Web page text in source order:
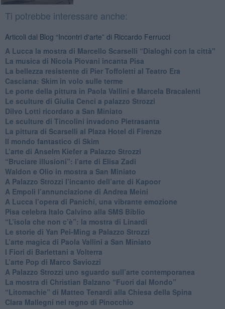
Ti potrebbe interessare anche:
Articoli dal Blog “Incontri d'arte” di Riccardo Ferrucci
A Lucca la mostra di Marcello Scarselli “Dialoghi con la città"
​La musica di Nicola Piovani incanta Pisa
​La bellezza resistente di Pier Toffoletti al Teatro Era
​Casciana: Skim in volo sulle terme
​Le porte della pittura in Paola Vallini e Marcela Bracalenti
​Le sculture di Giulia Cenci a palazzo Strozzi
​Dilvo Lotti ricordato a San Miniato
​Le sculture di Tincolini invadono Pietrasanta
La pittura di Scarselli al Plaza Hotel di Firenze
​Il mondo fantastico di Skim
​L’arte di Anselm Kiefer a Palazzo Strozzi
​“Bruciare illusioni”: l’arte di Elisa Zadi
​Waldon e Olio in mostra a San Miniato
​A Palazzo Strozzi l’incanto dell’arte di Kapoor
​A Empoli l’annunciazione di Andrea Meini
A Lucca l’opera di Panichi, una vibrante emozione
Pisa celebra Italo Calvino alla SMS Biblio
“L’isola che non c’è”: la mostra di Linardi
​Le storie di Yan Pei-Ming a Palazzo Strozzi
​L’arte magica di Paola Vallini a San Miniato
​I Fiori di Barlettani a Volterra
​L’arte Pop di Marco Saviozzi
​A Palazzo Strozzi uno sguardo sull’arte contemporanea
La mostra di Christian Balzano “Fuori dal Mondo”
​“Litomachie” di Matteo Tenardi alla Chiesa della Spina
​Clara Mallegni nel regno di Pinocchio